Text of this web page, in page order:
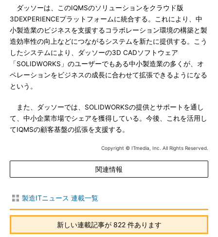
ダッソーは、このIQMSのソリューションをクラウド版
3DEXPERIENCEプラットフォームに統合する。これにより、中
小製造業のビジネスを支援するコラボレーション環境の構築と製
造効率性の向上などにつながるシステムを新たに提供する。こう
したシステムにより、ダッソーの3D CADソフトウェア
「SOLIDWORKS」のユーザーでもある中小製造業の多くが、オ
ペレーションをビジネスの成長に合わせて拡張できるようになる
という。
また、ダッソーでは、SOLIDWORKSの提供とサポートを通し
て、中小企業市場でシェアを獲得している。今後、これを活用し
てIQMSの顧客基盤の拡張を支援する。
Copyright © ITmedia, Inc. All Rights Reserved.
関連情報
製造ITニュース 連載一覧
新しい連載記事が 822 件あります